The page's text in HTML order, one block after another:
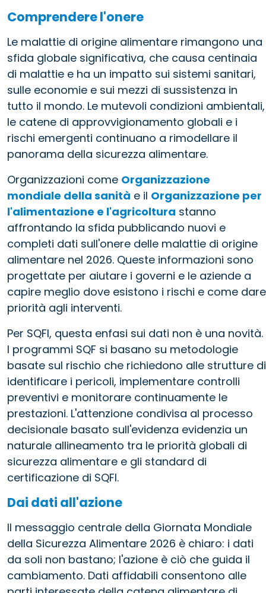
Comprendere l'onere
Le malattie di origine alimentare rimangono una
sfida globale significativa, che causa centinaia
di malattie e ha un impatto sui sistemi sanitari,
sulle economie e sui mezzi di sussistenza in
tutto il mondo. Le mutevoli condizioni ambientali,
le catene di approvvigionamento globali e i
rischi emergenti continuano a rimodellare il
panorama della sicurezza alimentare.
Organizzazioni come Organizzazione
mondiale della sanità e il Organizzazione per
l'alimentazione e l'agricoltura stanno
affrontando la sfida pubblicando nuovi e
completi dati sull'onere delle malattie di origine
alimentare nel 2026. Queste informazioni sono
progettate per aiutare i governi e le aziende a
capire meglio dove esistono i rischi e come dare
priorità agli interventi.
Per SQFI, questa enfasi sui dati non è una novità.
I programmi SQF si basano su metodologie
basate sul rischio che richiedono alle strutture di
identificare i pericoli, implementare controlli
preventivi e monitorare continuamente le
prestazioni. L'attenzione condivisa al processo
decisionale basato sull'evidenza evidenzia un
naturale allineamento tra le priorità globali di
sicurezza alimentare e gli standard di
certificazione di SQFI.
Dai dati all'azione
Il messaggio centrale della Giornata Mondiale
della Sicurezza Alimentare 2026 è chiaro: i dati
da soli non bastano; l'azione è ciò che guida il
cambiamento. Dati affidabili consentono alle